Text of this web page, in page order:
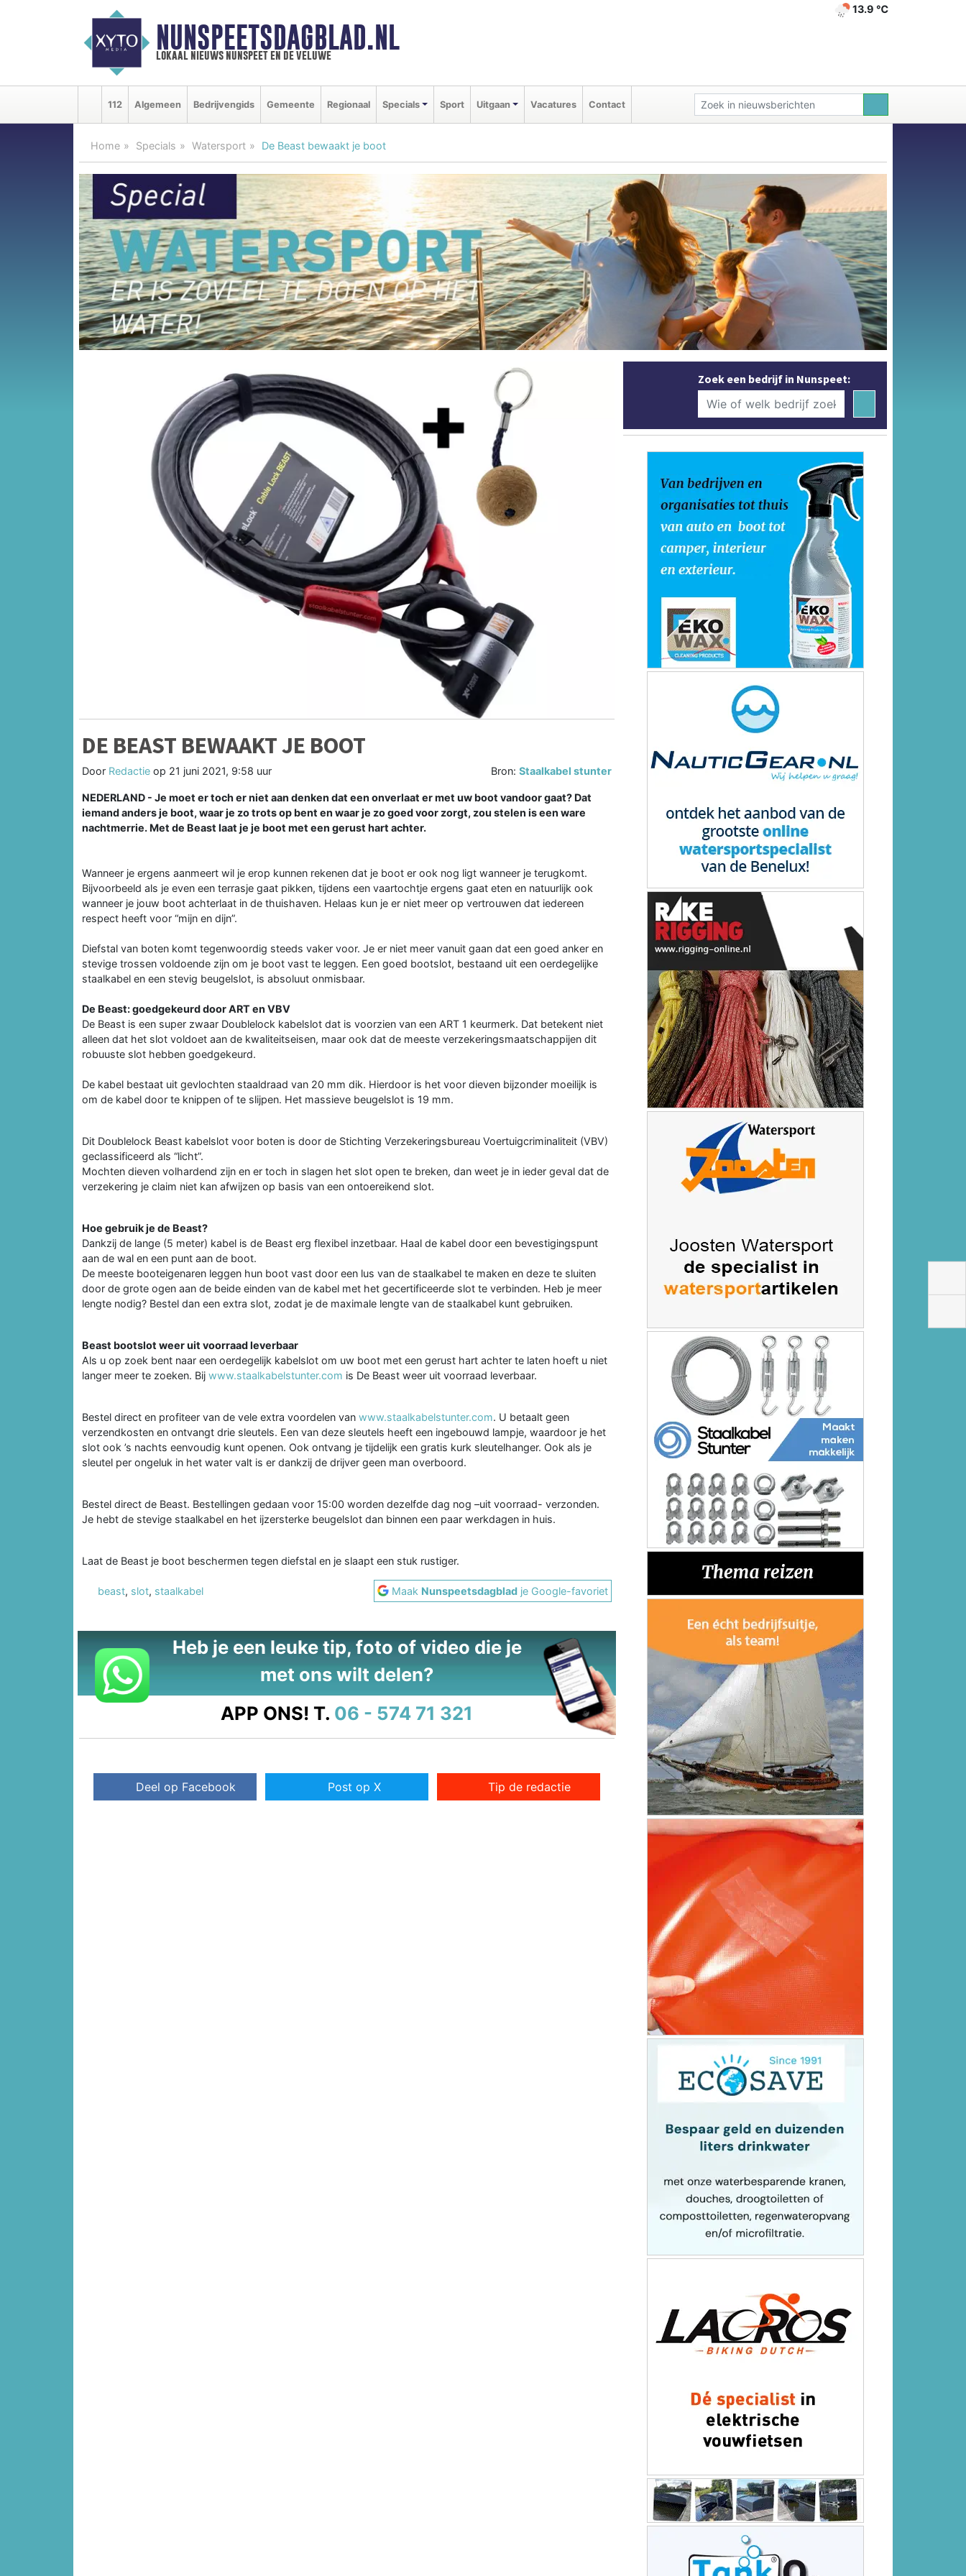
NUNSPEETSDAGBLAD.NL
lokaal nieuws nunspeet en de veluwe
13.9 ℃
112 Algemeen Bedrijvengids Gemeente Regionaal Specials Sport Uitgaan Vacatures Contact
Home Specials Watersport De Beast bewaakt je boot
DE BEAST BEWAAKT JE BOOT
Door Redactie op 21 juni 2021, 9:58 uur Bron:Staalkabel stunter
NEDERLAND - Je moet er toch er niet aan denken dat een onverlaat er met uw boot vandoor gaat? Dat
iemand anders je boot, waar je zo trots op bent en waar je zo goed voor zorgt, zou stelen is een ware
nachtmerrie. Met de Beast laat je je boot met een gerust hart achter.
Wanneer je ergens aanmeert wil je erop kunnen rekenen dat je boot er ook nog ligt wanneer je terugkomt.
Bijvoorbeeld als je even een terrasje gaat pikken, tijdens een vaartochtje ergens gaat eten en natuurlijk ook
wanneer je jouw boot achterlaat in de thuishaven. Helaas kun je er niet meer op vertrouwen dat iedereen
respect heeft voor “mijn en dijn”.
Diefstal van boten komt tegenwoordig steeds vaker voor. Je er niet meer vanuit gaan dat een goed anker en
stevige trossen voldoende zijn om je boot vast te leggen. Een goed bootslot, bestaand uit een oerdegelijke
staalkabel en een stevig beugelslot, is absoluut onmisbaar.
De Beast: goedgekeurd door ART en VBV
De Beast is een super zwaar Doublelock kabelslot dat is voorzien van een ART 1 keurmerk. Dat betekent niet
alleen dat het slot voldoet aan de kwaliteitseisen, maar ook dat de meeste verzekeringsmaatschappijen dit
robuuste slot hebben goedgekeurd.
De kabel bestaat uit gevlochten staaldraad van 20 mm dik. Hierdoor is het voor dieven bijzonder moeilijk is
om de kabel door te knippen of te slijpen. Het massieve beugelslot is 19 mm.
Dit Doublelock Beast kabelslot voor boten is door de Stichting Verzekeringsbureau Voertuigcriminaliteit (VBV)
geclassificeerd als “licht”.
Mochten dieven volhardend zijn en er toch in slagen het slot open te breken, dan weet je in ieder geval dat de
verzekering je claim niet kan afwijzen op basis van een ontoereikend slot.
Hoe gebruik je de Beast?
Dankzij de lange (5 meter) kabel is de Beast erg flexibel inzetbaar. Haal de kabel door een bevestigingspunt
aan de wal en een punt aan de boot.
De meeste booteigenaren leggen hun boot vast door een lus van de staalkabel te maken en deze te sluiten
door de grote ogen aan de beide einden van de kabel met het gecertificeerde slot te verbinden. Heb je meer
lengte nodig? Bestel dan een extra slot, zodat je de maximale lengte van de staalkabel kunt gebruiken.
Beast bootslot weer uit voorraad leverbaar
Als u op zoek bent naar een oerdegelijk kabelslot om uw boot met een gerust hart achter te laten hoeft u niet
langer meer te zoeken. Bij www.staalkabelstunter.com is De Beast weer uit voorraad leverbaar.
Bestel direct en profiteer van de vele extra voordelen van www.staalkabelstunter.com. U betaalt geen
verzendkosten en ontvangt drie sleutels. Een van deze sleutels heeft een ingebouwd lampje, waardoor je het
slot ook ’s nachts eenvoudig kunt openen. Ook ontvang je tijdelijk een gratis kurk sleutelhanger. Ook als je
sleutel per ongeluk in het water valt is er dankzij de drijver geen man overboord.
Bestel direct de Beast. Bestellingen gedaan voor 15:00 worden dezelfde dag nog –uit voorraad- verzonden.
Je hebt de stevige staalkabel en het ijzersterke beugelslot dan binnen een paar werkdagen in huis.
Laat de Beast je boot beschermen tegen diefstal en je slaapt een stuk rustiger.
beast, slot, staalkabel Maak Nunspeetsdagblad je Google-favoriet
Heb je een leuke tip, foto of video die je
met ons wilt delen?
APP ONS! T. 06 - 574 71 321
Deel op Facebook Post op X Tip de redactie
Zoek een bedrijf in Nunspeet: